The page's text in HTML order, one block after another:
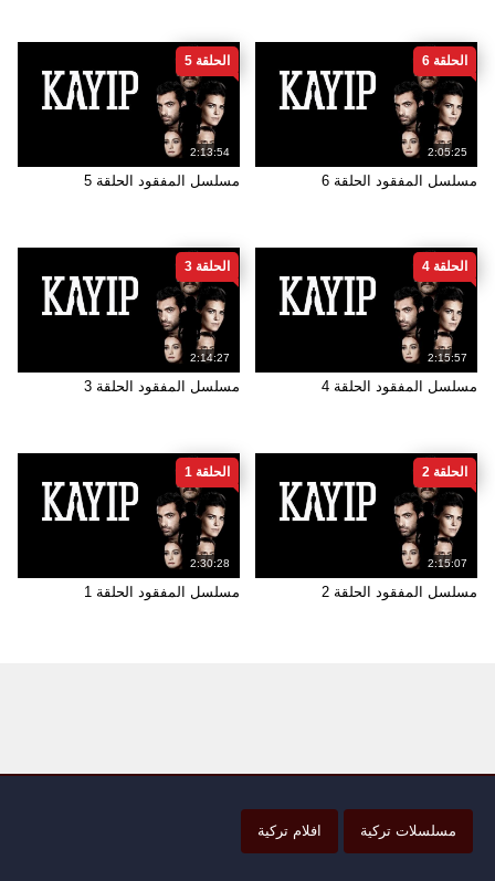
2:05:25
الحلقة 6
مسلسل المفقود الحلقة 6
2:13:54
الحلقة 5
مسلسل المفقود الحلقة 5
2:15:57
الحلقة 4
مسلسل المفقود الحلقة 4
2:14:27
الحلقة 3
مسلسل المفقود الحلقة 3
2:15:07
الحلقة 2
مسلسل المفقود الحلقة 2
2:30:28
الحلقة 1
مسلسل المفقود الحلقة 1
مسلسلات تركية افلام تركية